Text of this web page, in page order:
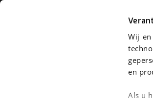
Wij en
en
Als u
Auto
Elektrische
We hebben 0 fietsen